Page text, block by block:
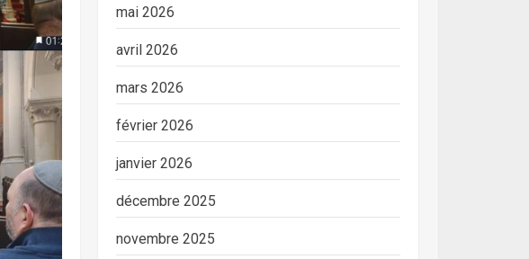
mai 2026
avril 2026
mars 2026
février 2026
janvier 2026
décembre 2025
novembre 2025